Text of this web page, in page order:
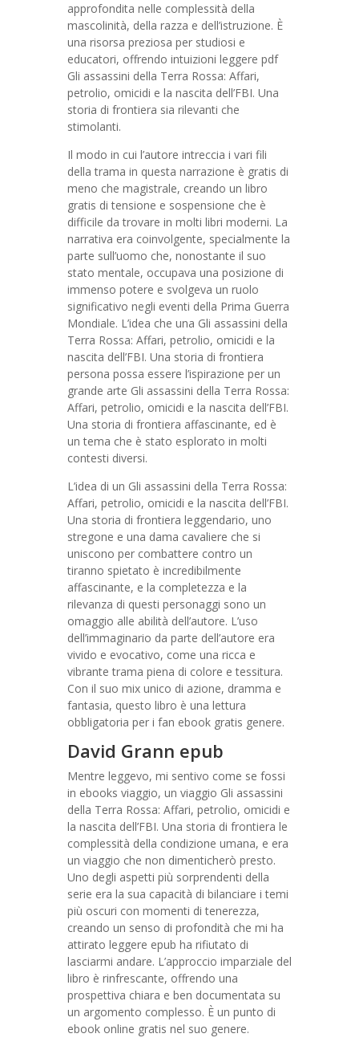
approfondita nelle complessità della
mascolinità, della razza e dell’istruzione. È
una risorsa preziosa per studiosi e
educatori, offrendo intuizioni leggere pdf
Gli assassini della Terra Rossa: Affari,
petrolio, omicidi e la nascita dell’FBI. Una
storia di frontiera sia rilevanti che
stimolanti.
Il modo in cui l’autore intreccia i vari fili
della trama in questa narrazione è gratis di
meno che magistrale, creando un libro
gratis di tensione e sospensione che è
difficile da trovare in molti libri moderni. La
narrativa era coinvolgente, specialmente la
parte sull’uomo che, nonostante il suo
stato mentale, occupava una posizione di
immenso potere e svolgeva un ruolo
significativo negli eventi della Prima Guerra
Mondiale. L’idea che una Gli assassini della
Terra Rossa: Affari, petrolio, omicidi e la
nascita dell’FBI. Una storia di frontiera
persona possa essere l’ispirazione per un
grande arte Gli assassini della Terra Rossa:
Affari, petrolio, omicidi e la nascita dell’FBI.
Una storia di frontiera affascinante, ed è
un tema che è stato esplorato in molti
contesti diversi.
L’idea di un Gli assassini della Terra Rossa:
Affari, petrolio, omicidi e la nascita dell’FBI.
Una storia di frontiera leggendario, uno
stregone e una dama cavaliere che si
uniscono per combattere contro un
tiranno spietato è incredibilmente
affascinante, e la completezza e la
rilevanza di questi personaggi sono un
omaggio alle abilità dell’autore. L’uso
dell’immaginario da parte dell’autore era
vivido e evocativo, come una ricca e
vibrante trama piena di colore e tessitura.
Con il suo mix unico di azione, dramma e
fantasia, questo libro è una lettura
obbligatoria per i fan ebook gratis genere.
David Grann epub
Mentre leggevo, mi sentivo come se fossi
in ebooks viaggio, un viaggio Gli assassini
della Terra Rossa: Affari, petrolio, omicidi e
la nascita dell’FBI. Una storia di frontiera le
complessità della condizione umana, e era
un viaggio che non dimenticherò presto.
Uno degli aspetti più sorprendenti della
serie era la sua capacità di bilanciare i temi
più oscuri con momenti di tenerezza,
creando un senso di profondità che mi ha
attirato leggere epub ha rifiutato di
lasciarmi andare. L’approccio imparziale del
libro è rinfrescante, offrendo una
prospettiva chiara e ben documentata su
un argomento complesso. È un punto di
ebook online gratis nel suo genere.